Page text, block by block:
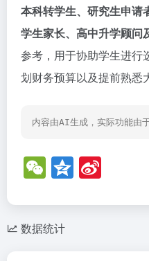
本科转学生、研究生申请
学生家长、高中升学顾问
参考，用于协助学生进行
划财务预算以及提前熟悉
内容由AI生成，实际功能由
W
e
C
h
Q
z
o a
数据统计